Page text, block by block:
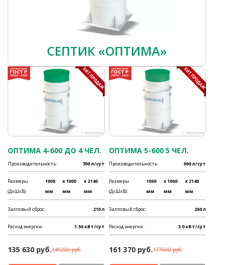
СЕПТИК «ОПТИМА»
ОПТИМА 4-600 ДО 4 ЧЕЛ.
Производительность: 700 л/сут
Размеры
(ДхШхВ):
1000
мм
x 1000
мм
x 2140
мм
Залповый сброс: 210 л
Расход энергии: 1.56 кВт/сут
135 630 руб.149200 руб.
ОПТИМА 5-600 5 ЧЕЛ.
Производительность: 900 л/сут
Размеры
(ДхШхВ):
1060
мм
x 1060
мм
x 2140
мм
Залповый сброс: 260 л
Расход энергии: 3.0 кВт/сут
161 370 руб.177500 руб.